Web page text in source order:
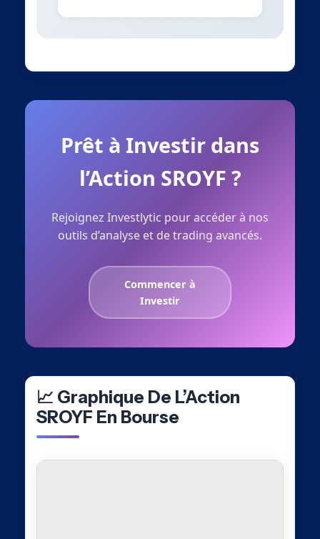
Prêt à Investir dans
l’Action SROYF ?
Rejoignez Investlytic pour accéder à nos
outils d’analyse et de trading avancés.
Commencer à
Investir
📈 Graphique De L’Action
SROYF En Bourse